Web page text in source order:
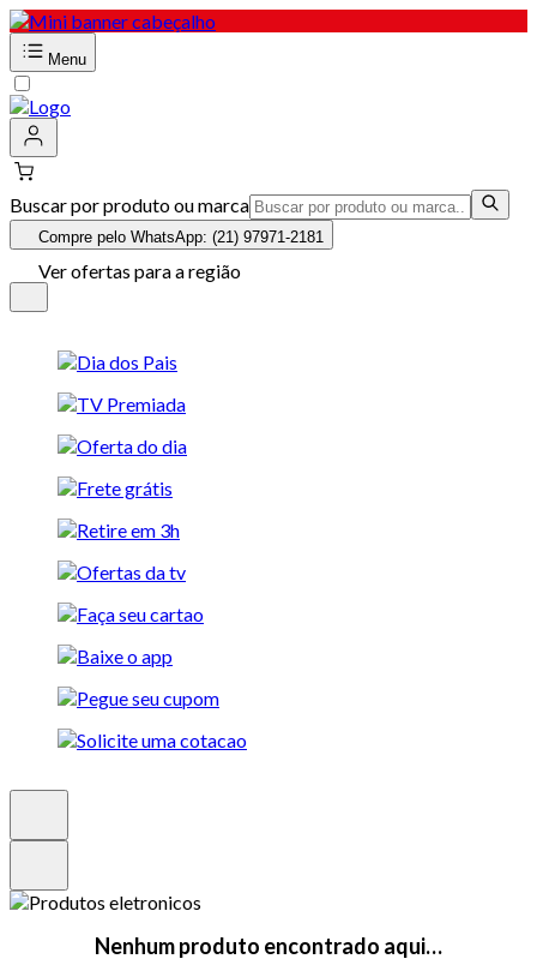
Menu
Buscar por produto ou marca
Compre pelo WhatsApp: (21) 97971-2181
Ver ofertas para a região
Nenhum produto encontrado aqui…